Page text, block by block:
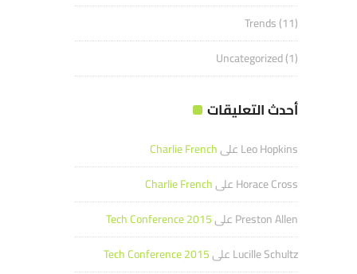
Trends(11)
Uncategorized(1)
أحدث التعليقات
Leo HopkinsعلىCharlie French
Horace CrossعلىCharlie French
Preston AllenعلىTech Conference 2015
Lucille SchultzعلىTech Conference 2015